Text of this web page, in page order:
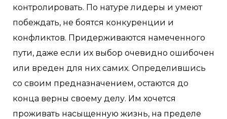
контролировать. По натуре лидеры и умеют
побеждать, не боятся конкуренции и
конфликтов. Придерживаются намеченного
пути, даже если их выбор очевидно ошибочен
или вреден для них самих. Определившись
со своим предназначением, остаются до
конца верны своему делу. Им хочется
проживать насыщенную жизнь, на пределе